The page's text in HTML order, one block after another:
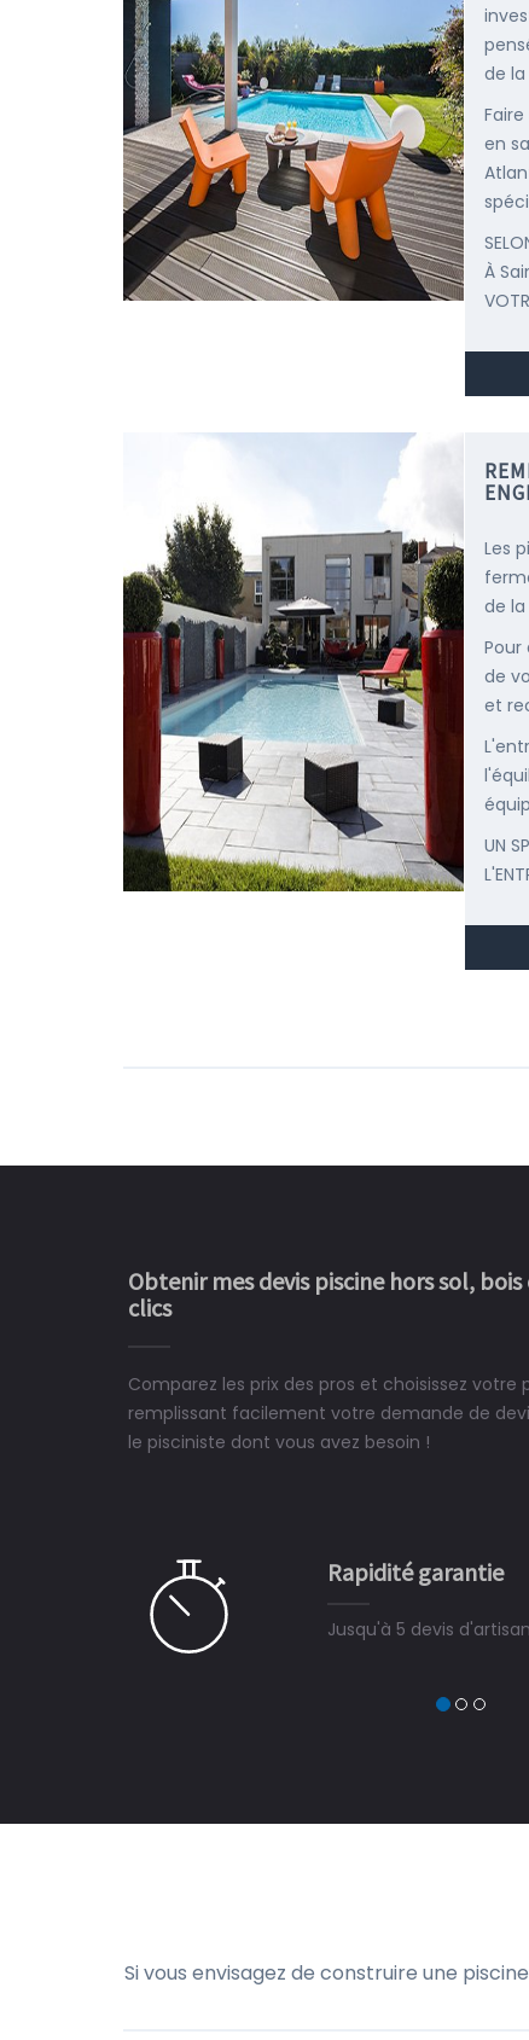
de la
en
À
Les
de
de
et
UN
Obtenir mes devis piscine hors sol,
clics
Comparez les prix des pros et choisissez votre
remplissant facilement votre demande de
le pisciniste dont vous avez besoin !
Rapidité garantie
Jusqu'à 5 devis
ne peut plus s'en passer.
Le rêve devient
construit chez moi.
Si vous envisagez de construire une